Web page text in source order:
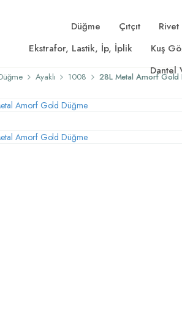
Düğme Çıtçıt Rivet
Ekstrafor, Lastik, İp, İplik
Kuş
Dantel
Ayaklı 1008 28L Metal Amorf Gold